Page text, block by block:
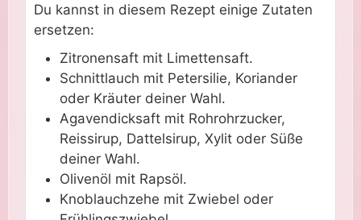
Du kannst in diesem Rezept einige Zutaten
ersetzen:
Zitronensaft mit Limettensaft.
Schnittlauch mit Petersilie, Koriander
oder Kräuter deiner Wahl.
Agavendicksaft mit Rohrohrzucker,
Reissirup, Dattelsirup, Xylit oder Süße
deiner Wahl.
Olivenöl mit Rapsöl.
Knoblauchzehe mit Zwiebel oder